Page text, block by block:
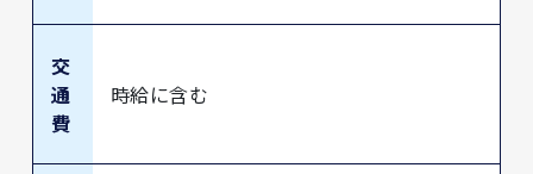
交
通
費
時給に含む